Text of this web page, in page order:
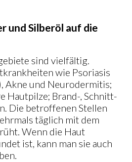
und Silberöl auf die
sind vielfältig.
wie Psoriasis
Akne und Neurodermitis;
Hautpilze; Brand-, Schnitt-
Die betroffenen Stellen
täglich mit dem
Wenn die Haut
ist, kann man sie auch